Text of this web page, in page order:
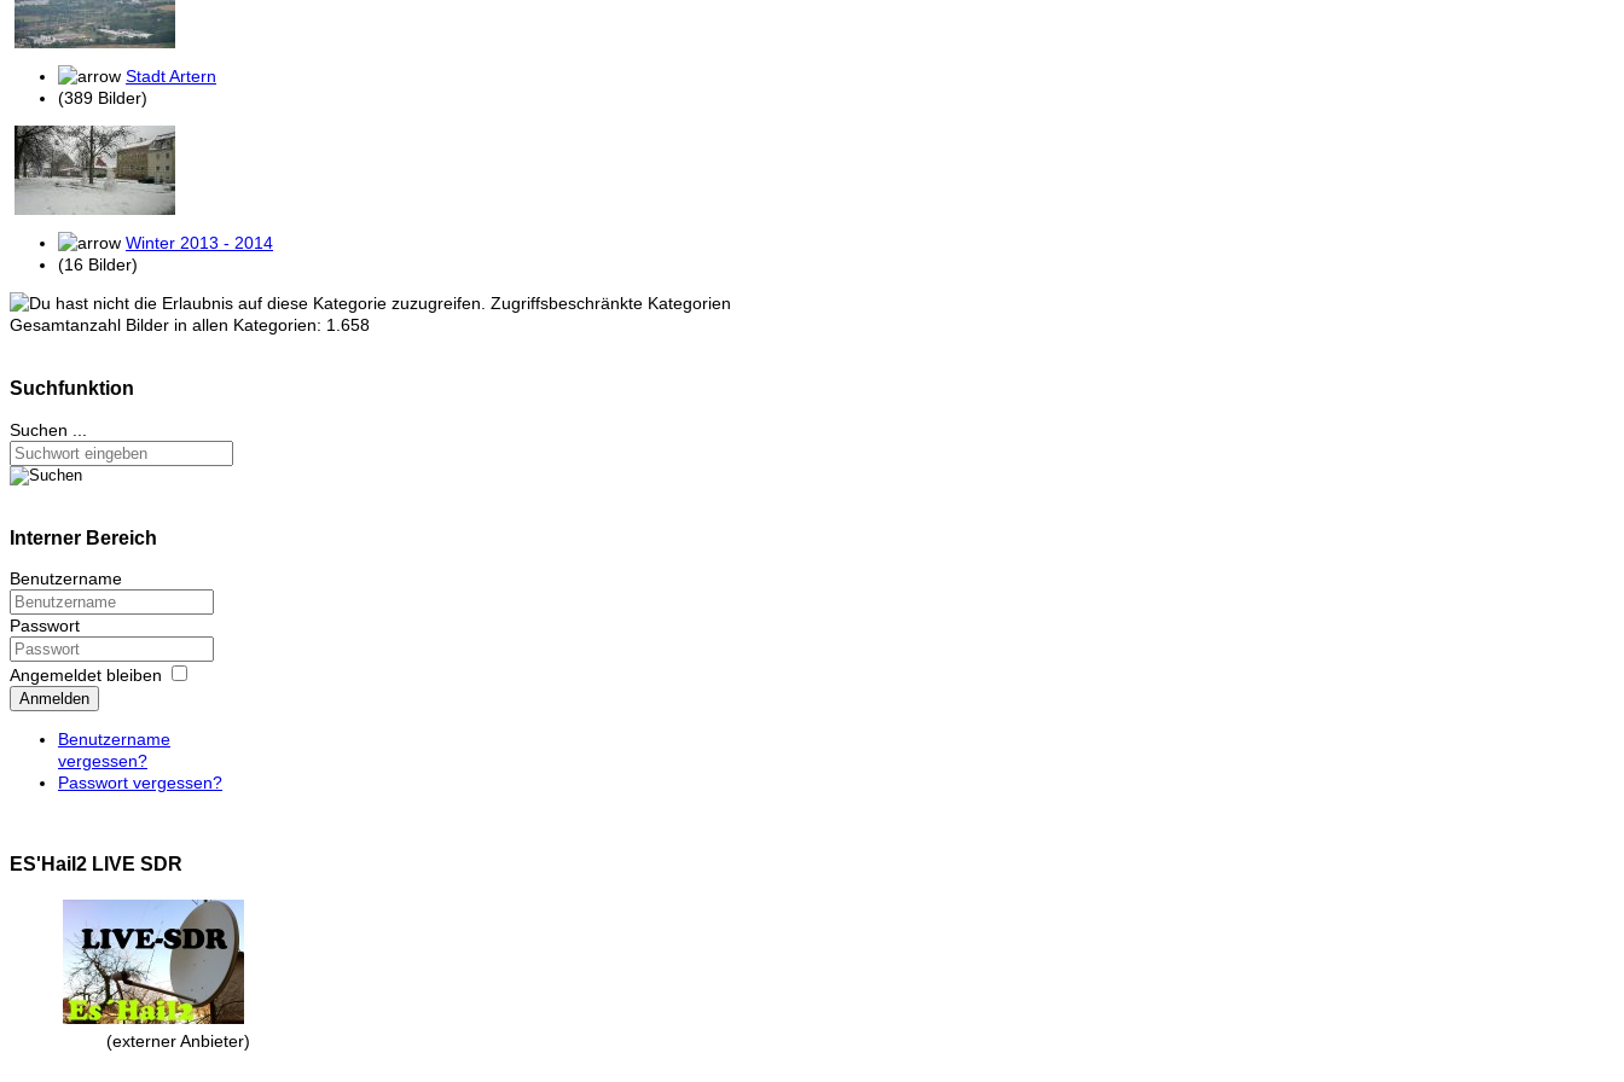
Stadt Artern
(389 Bilder)
Winter 2013 - 2014
(16 Bilder)
Zugriffsbeschränkte Kategorien
Gesamtanzahl Bilder in allen Kategorien: 1.658
Suchfunktion
Suchen ...
Interner Bereich
Benutzername
Passwort
Angemeldet bleiben
Anmelden
Benutzername
vergessen?
Passwort vergessen?
ES'Hail2 LIVE SDR
(externer Anbieter)